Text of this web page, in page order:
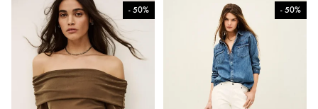
50%
-
50%
-